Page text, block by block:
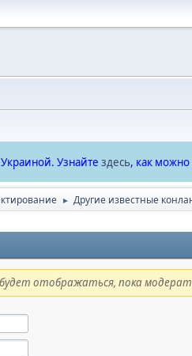
Узнайте здесь, как можно
► Другие известные
отображаться, пока